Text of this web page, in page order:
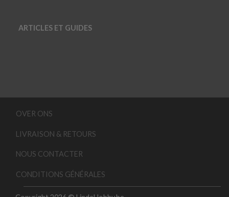
ARTICLES ET GUIDES
OVER ONS
LIVRAISON & RETOURS
NOUS CONTACTER
CONDITIONS GÉNÉRALES